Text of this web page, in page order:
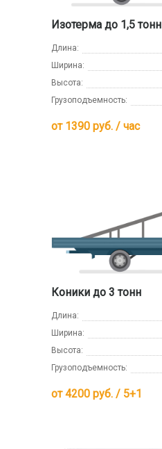
Изотерма до 1,5 тонн
Длина:
Ширина:
Высота:
Грузоподъемность:
от 1390 руб. / час
Коники до 3 тонн
Длина:
Ширина:
Высота:
Грузоподъемность:
от4200 руб. / 5+1